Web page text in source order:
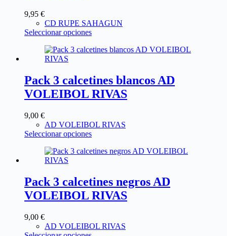
9,95 €
CD RUPE SAHAGUN
Seleccionar opciones
Pack 3 calcetines blancos AD
VOLEIBOL RIVAS
9,00 €
AD VOLEIBOL RIVAS
Seleccionar opciones
Pack 3 calcetines negros AD
VOLEIBOL RIVAS
9,00 €
AD VOLEIBOL RIVAS